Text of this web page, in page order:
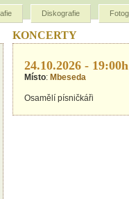
Diskografie
KONCERTY
24.10.2026 - 19:00h
Místo: Mbeseda
Osamělí písničkáři